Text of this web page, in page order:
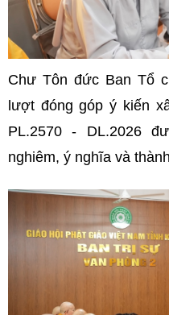
Chư Tôn đức Ban Tổ
lượt đóng góp ý kiến
PL.2570 - DL.2026
nghiêm, ý nghĩa và